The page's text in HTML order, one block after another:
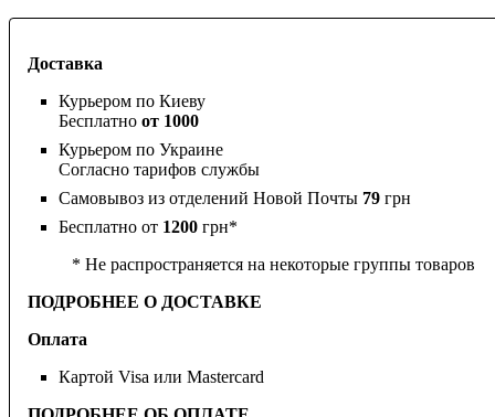
Доставка
Курьером по Киеву
Бесплатно от 1000
Курьером по Украине
Согласно тарифов службы
Самовывоз из отделений Новой Почты 79 грн
Бесплатно от 1200 грн*
* Не распространяется на некоторые группы товаров
ПОДРОБНЕЕ О ДОСТАВКЕ
Оплата
Картой Visa или Mastercard